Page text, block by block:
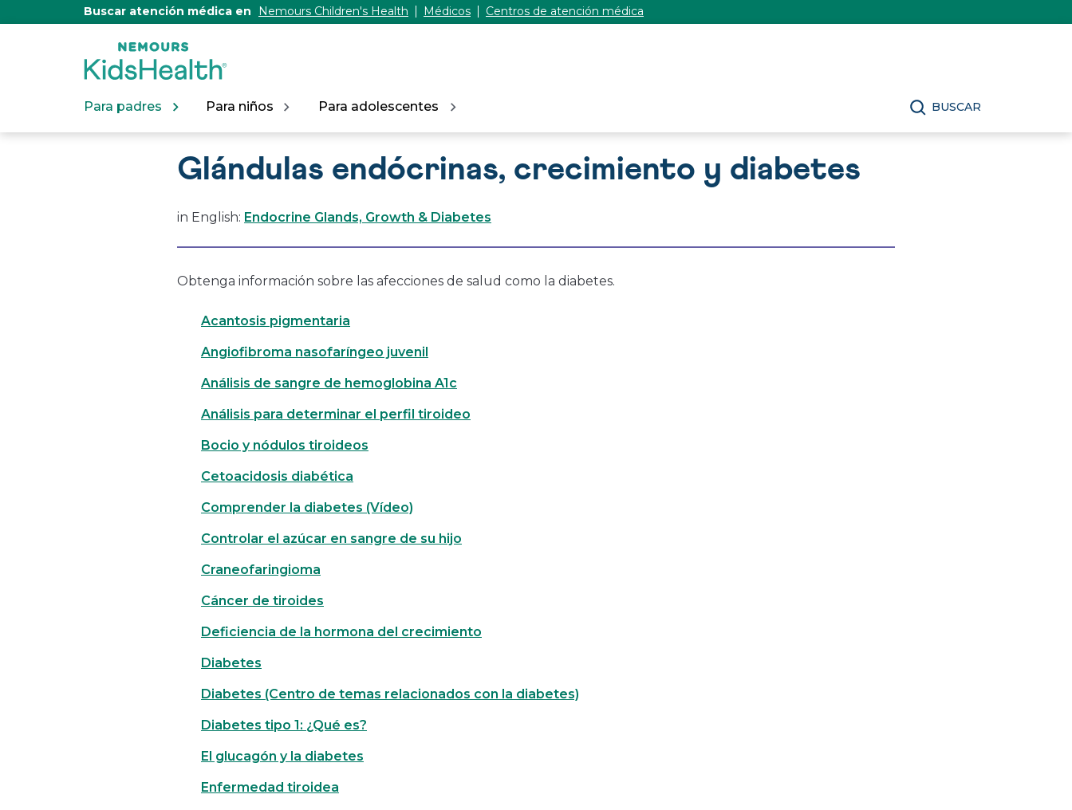
Buscar atención médica en Nemours Children's Health Médicos Centros de atención médica
Para padres Para niños Para adolescentes BUSCAR
Glándulas endócrinas, crecimiento y diabetes
in English: Endocrine Glands, Growth & Diabetes
Obtenga información sobre las afecciones de salud como la diabetes.
Acantosis pigmentaria
Angiofibroma nasofaríngeo juvenil
Análisis de sangre de hemoglobina A1c
Análisis para determinar el perfil tiroideo
Bocio y nódulos tiroideos
Cetoacidosis diabética
Comprender la diabetes (Vídeo)
Controlar el azúcar en sangre de su hijo
Craneofaringioma
Cáncer de tiroides
Deficiencia de la hormona del crecimiento
Diabetes
Diabetes (Centro de temas relacionados con la diabetes)
Diabetes tipo 1: ¿Qué es?
El glucagón y la diabetes
Enfermedad tiroidea